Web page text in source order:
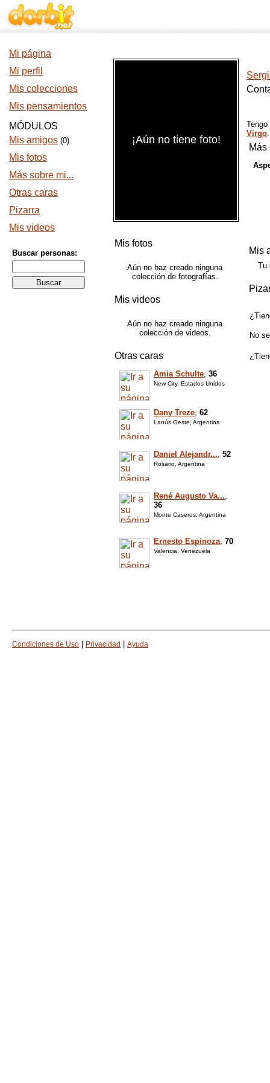
Mi página
Mi perfil
Mis colecciones
Mis pensamientos
MÓDULOS
Mis amigos (0)
Mis fotos
Más sobre mi...
Otras caras
Pizarra
Mis videos
Buscar personas:
¡Aún no tiene foto!
Mis fotos
Aún no haz creado ninguna
colección de fotografías.
Mis videos
Aún no haz creado ninguna
colección de videos.
Otras caras
Amia Schulte, 36
New City, Estados Unidos
Dany Treze, 62
Lanús Oeste, Argentina
Daniel Alejandr..., 52
Rosario, Argentina
René Augusto Va...,
36
Monte Caseros, Argentina
Ernesto Espinoza, 70
Valencia, Venezuela
Tengo
Virgo
Más
Mis
Tu
No
Condiciones de Uso Privacidad Ayuda